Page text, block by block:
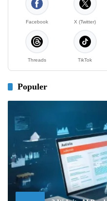
Facebook X (Twitter)
Threads TikTok
Populer